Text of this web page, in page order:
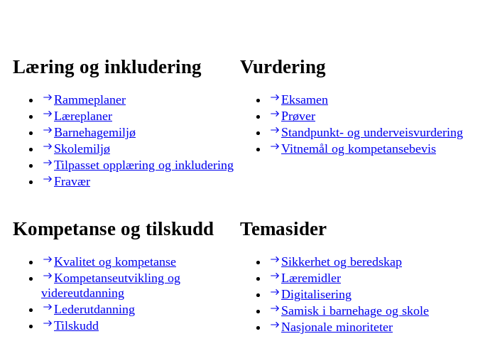
Læring og inkludering
Rammeplaner
Læreplaner
Barnehagemiljø
Skolemiljø
Tilpasset opplæring og inkludering
Fravær
Vurdering
Eksamen
Prøver
Standpunkt- og underveisvurdering
Vitnemål og kompetansebevis
Kompetanse og tilskudd
Kvalitet og kompetanse
Kompetanseutvikling og
videreutdanning
Lederutdanning
Tilskudd
Temasider
Sikkerhet og beredskap
Læremidler
Digitalisering
Samisk i barnehage og skole
Nasjonale minoriteter